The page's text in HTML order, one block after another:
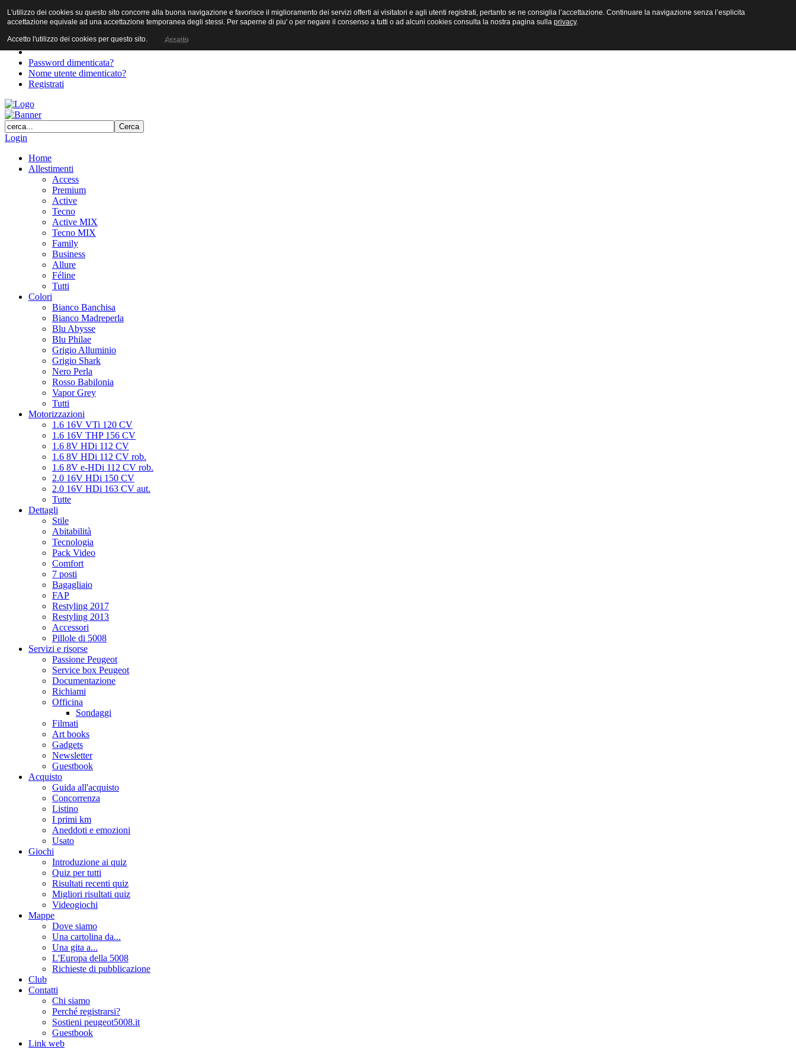
User
Password
Password dimenticata?
Nome utente dimenticato?
Registrati
Login
Home
Allestimenti
Access
Premium
Active
Tecno
Active MIX
Tecno MIX
Family
Business
Allure
Féline
Tutti
Colori
Bianco Banchisa
Bianco Madreperla
Blu Abysse
Blu Philae
Grigio Alluminio
Grigio Shark
Nero Perla
Rosso Babilonia
Vapor Grey
Tutti
Motorizzazioni
1.6 16V VTi 120 CV
1.6 16V THP 156 CV
1.6 8V HDi 112 CV
1.6 8V HDi 112 CV rob.
1.6 8V e-HDi 112 CV rob.
2.0 16V HDi 150 CV
2.0 16V HDi 163 CV aut.
Tutte
Dettagli
Stile
Abitabilità
Tecnologia
Pack Video
Comfort
7 posti
Bagagliaio
FAP
Restyling 2017
Restyling 2013
Accessori
Pillole di 5008
Servizi e risorse
Passione Peugeot
Service box Peugeot
Documentazione
Richiami
Officina
Sondaggi
Filmati
Art books
Gadgets
Newsletter
Guestbook
Acquisto
Guida all'acquisto
Concorrenza
Listino
I primi km
Aneddoti e emozioni
Usato
Giochi
Introduzione ai quiz
Quiz per tutti
Risultati recenti quiz
Migliori risultati quiz
Videogiochi
Mappe
Dove siamo
Una cartolina da...
Una gita a...
L'Europa della 5008
Richieste di pubblicazione
Club
Contatti
Chi siamo
Perché registrarsi?
Sostieni peugeot5008.it
Guestbook
Link web
L'utilizzo dei cookies su questo sito concorre alla buona navigazione e favorisce il miglioramento dei servizi offerti ai visitatori e agli utenti registrati, pertanto se ne consiglia l’accettazione. Continuare la navigazione senza l’esplicita
accettazione equivale ad una accettazione temporanea degli stessi. Per saperne di piu' o per negare il consenso a tutti o ad alcuni cookies consulta la nostra pagina sulla privacy.
Accetto l'utilizzo dei cookies per questo sito. Accetto